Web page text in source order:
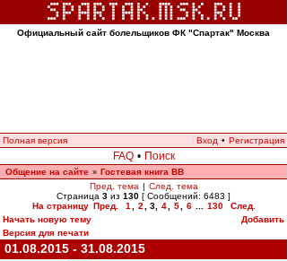
Официальный сайт болельщиков ФК "Спартак" Москва
Полная версия Вход • Регистрация
FAQ • Поиск
Общение на сайте » Гостевая книга ВВ
Пред. тема | След. тема
Страница 3 из 130 [ Сообщений: 6483 ]
На страницу Пред. 1 2 3, 4 5 6 130
След.
Начать новую тему
Добавить
Версия для печати
01.08.2015 - 31.08.2015